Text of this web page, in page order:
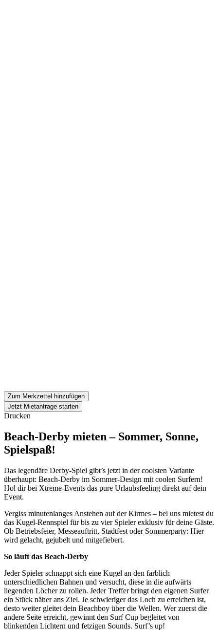
Zum Merkzettel hinzufügen
Jetzt Mietanfrage starten
Drucken
Beach-Derby mieten – Sommer, Sonne,
Spielspaß!
Das legendäre Derby-Spiel gibt’s jetzt in der coolsten Variante
überhaupt: Beach-Derby im Sommer-Design mit coolen Surfern!
Hol dir bei Xtreme-Events das pure Urlaubsfeeling direkt auf dein
Event.
Vergiss minutenlanges Anstehen auf der Kirmes – bei uns mietest du
das Kugel-Rennspiel für bis zu vier Spieler exklusiv für deine Gäste.
Ob Betriebsfeier, Messeauftritt, Stadtfest oder Sommerparty: Hier
wird gelacht, gejubelt und mitgefiebert.
So läuft das Beach-Derby
Jeder Spieler schnappt sich eine Kugel an den farblich
unterschiedlichen Bahnen und versucht, diese in die aufwärts
liegenden Löcher zu rollen. Jeder Treffer bringt den eigenen Surfer
ein Stück näher ans Ziel. Je schwieriger das Loch zu erreichen ist,
desto weiter gleitet dein Beachboy über die Wellen. Wer zuerst die
andere Seite erreicht, gewinnt den Surf Cup begleitet von
blinkenden Lichtern und fetzigen Sounds. Surf’s up!